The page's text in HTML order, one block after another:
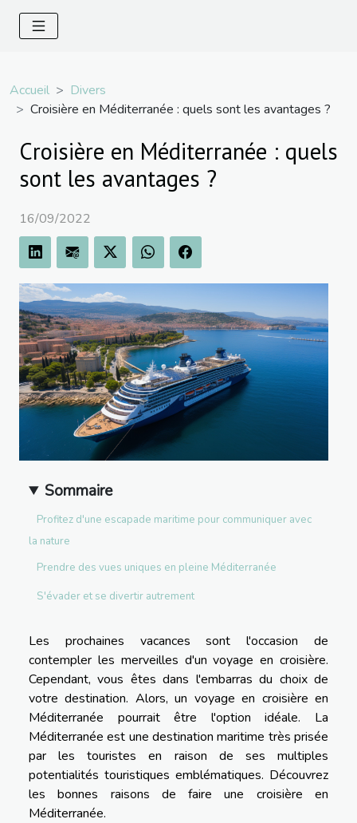
Accueil
Divers
Croisière en Méditerranée : quels sont les avantages ?
Croisière en Méditerranée : quels
sont les avantages ?
16/09/2022
Sommaire
Profitez d'une escapade maritime pour communiquer avec
la nature
Prendre des vues uniques en pleine Méditerranée
S'évader et se divertir autrement
Les prochaines vacances sont l'occasion de
contempler les merveilles d'un voyage en croisière.
Cependant, vous êtes dans l'embarras du choix de
votre destination. Alors, un voyage en croisière en
Méditerranée pourrait être l'option idéale. La
Méditerranée est une destination maritime très prisée
par les touristes en raison de ses multiples
potentialités touristiques emblématiques. Découvrez
les bonnes raisons de faire une croisière en
Méditerranée.